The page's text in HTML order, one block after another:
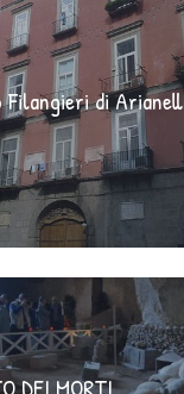
Filangieri di
DEI MORTI